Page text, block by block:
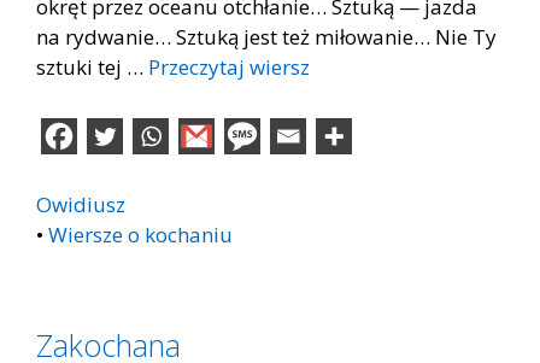
okręt przez oceanu otchłanie… Sztuką — jazda
na rydwanie… Sztuką jest też miłowanie… Nie Ty
sztuki tej … Przeczytaj wiersz
Owidiusz
• Wiersze o kochaniu
Zakochana